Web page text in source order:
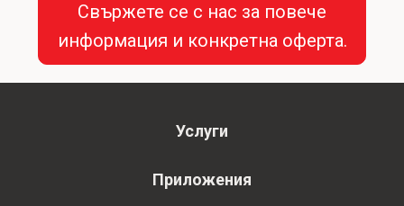
Свържете се с нас за повече
информация и конкретна оферта.
Услуги
Приложения